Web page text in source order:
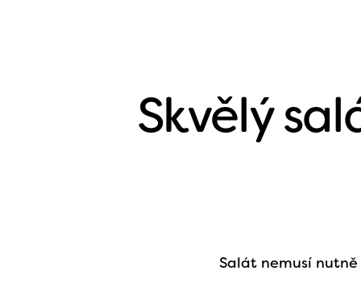
Skvělý
Salát nemusí